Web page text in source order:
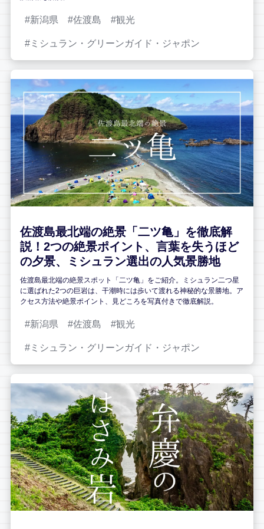
新潟県 佐渡島 観光
ミシュラン・グリーンガイド・ジャポン
佐渡島最北端の絶景「二ツ亀」を徹底解
説！2つの絶景ポイント、言葉を失うほど
の夕景、ミシュラン選出の人気景勝地
佐渡島最北端の絶景スポット「二ツ亀」をご紹介。ミシュラン二つ星
に選ばれた2つの巨岩は、干潮時には歩いて渡れる神秘的な景勝地。ア
クセス方法や絶景ポイント、見どころを写真付きで徹底解説。
新潟県 佐渡島 観光
ミシュラン・グリーンガイド・ジャポン